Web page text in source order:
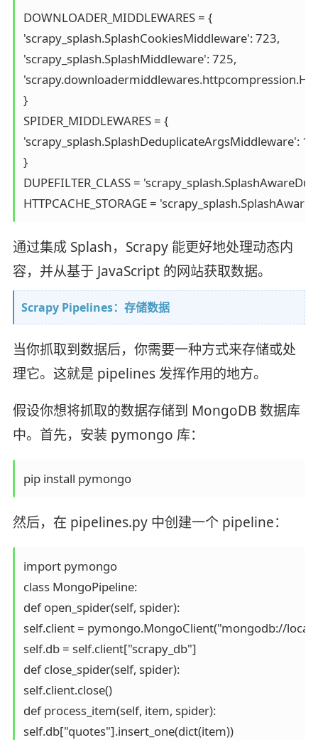
DOWNLOADER_MIDDLEWARES = {
'scrapy_splash.SplashCookiesMiddleware': 723,
'scrapy_splash.SplashMiddleware': 725,
}
SPIDER_MIDDLEWARES = {
'scrapy_splash.SplashDeduplicateArgsMiddleware':
}
DUPEFILTER_CLASS =
HTTPCACHE_STORAGE =
通过集成 Splash，Scrapy 能更好地处理动态内
容，并从基于 JavaScript 的网站获取数据。
Scrapy Pipelines：存储数据
当你抓取到数据后，你需要一种方式来存储或处
理它。这就是 pipelines 发挥作用的地方。
假设你想将抓取的数据存储到 MongoDB 数据库
中。首先，安装 pymongo 库：
pip install pymongo
然后，在 pipelines.py 中创建一个 pipeline：
import pymongo
class MongoPipeline:
def open_spider(self, spider):
self.client = pymongo.MongoClient("mongodb://
self.db = self.client["scrapy_db"]
def close_spider(self, spider):
self.client.close()
def process_item(self, item, spider):
self.db["quotes"].insert_one(dict(item))